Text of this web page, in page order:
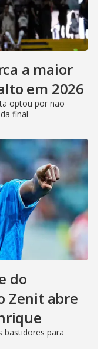
a maior
em 2026
optou por não
final
do
Zenit abre
bastidores para